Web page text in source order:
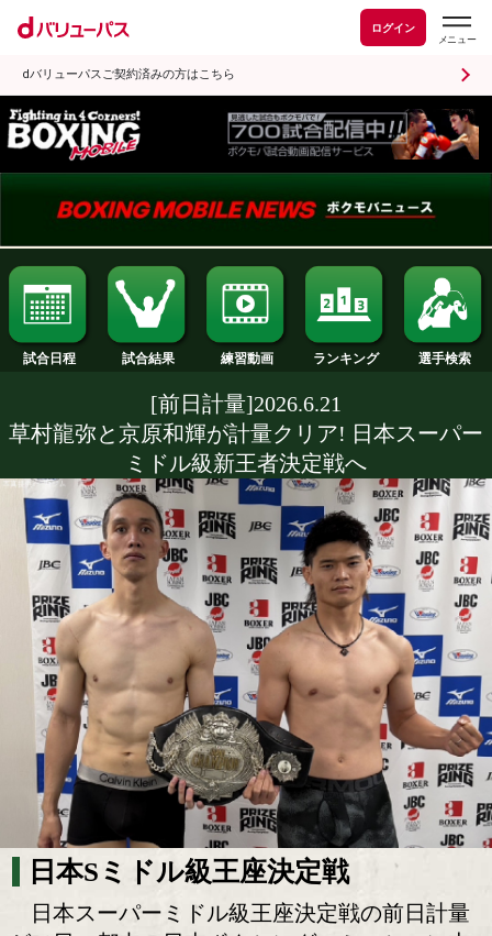
ログイン
dバリューパスご契約済みの方はこちら
試合日程 試合結果 練習動画 ランキング
[前日計量]2026.6.21
草村龍弥と京原和輝が計量クリア! 日本
ミドル級新王者決定戦へ